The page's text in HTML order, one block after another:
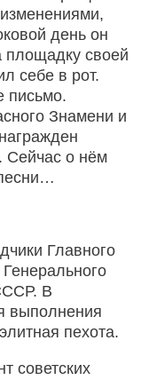
день он
площадку своей
себе в рот.
письмо.
Знамени и
Сейчас о нём
Главного
В
выполнения
пехота.
советских